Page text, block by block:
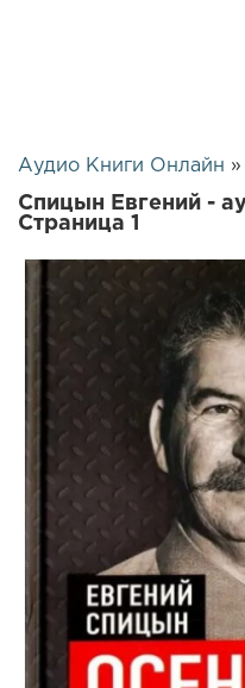
Аудио Книги Онлайн »
Спицын Евгений -
Страница 1